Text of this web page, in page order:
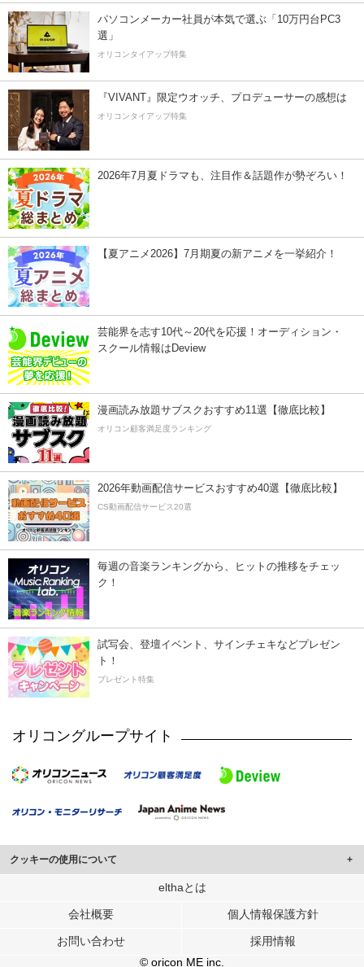
パソコンメーカー社員が本気で選ぶ「10万円台PC3
選」
オリコンタイアップ特集
『VIVANT』限定ウオッチ、プロデューサーの感想は
オリコンタイアップ特集
2026年7月夏ドラマも、注目作＆話題作が勢ぞろい！
【夏アニメ2026】7月期夏の新アニメを一挙紹介！
芸能界を志す10代～20代を応援！オーディション・
スクール情報はDeview
漫画読み放題サブスクおすすめ11選【徹底比較】
オリコン顧客満足度ランキング
2026年動画配信サービスおすすめ40選【徹底比較】
CS動画配信サービス20選
毎週の音楽ランキングから、ヒットの推移をチェッ
ク！
試写会、登壇イベント、サインチェキなどプレゼン
ト！
プレゼント特集
オリコングループサイト
クッキーの使用について
このサイトでは Cookie を使用して、ユーザーに合わせたコンテンツや広告の
行っています。
メディアや広告配信、データ解析の各パートナーに提供しています。
各パートナーは、この情報とユーザーが各パートナーに提供した他の情報や、
elthaとは
会社概要 個人情報保護方針
お問い合わせ
採用情報
© oricon ME inc.